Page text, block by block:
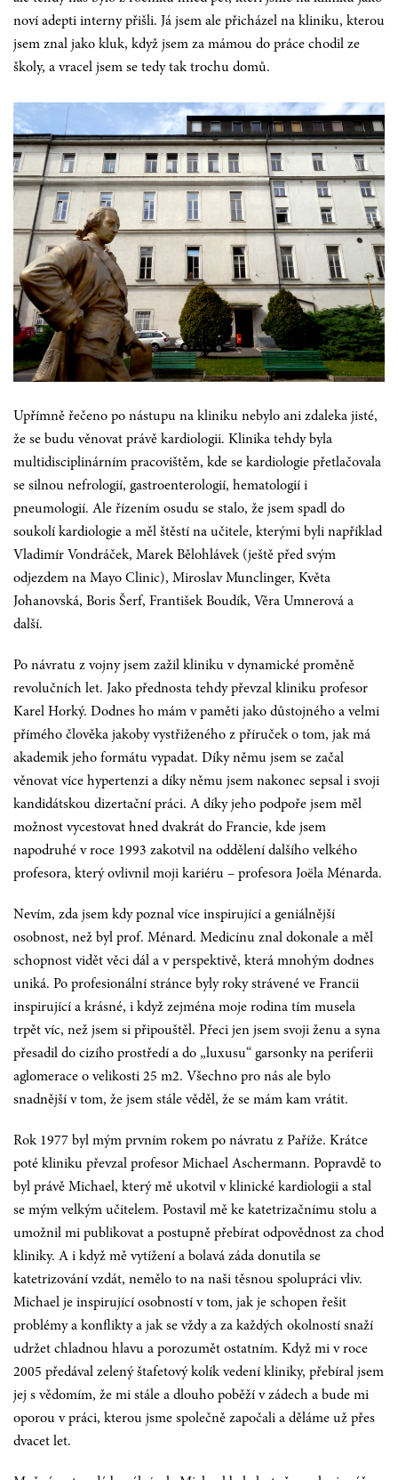
noví adepti interny přišli. Já jsem ale přicházel na kliniku, kterou
jsem znal jako kluk, když jsem za mámou do práce chodil ze
školy, a vracel jsem se tedy tak trochu domů.
Upřímně řečeno po nástupu na kliniku nebylo ani zdaleka jisté,
že se budu věnovat právě kardiologii. Klinika tehdy byla
multidisciplinárním pracovištěm, kde se kardiologie přetlačovala
se silnou nefrologií, gastroenterologií, hematologií i
pneumologií. Ale řízením osudu se stalo, že jsem spadl do
soukolí kardiologie a měl štěstí na učitele, kterými byli například
Vladimír Vondráček, Marek Bělohlávek (ještě před svým
odjezdem na Mayo Clinic), Miroslav Munclinger, Květa
Johanovská, Boris Šerf, František Boudík, Věra Umnerová a
další.
Po návratu z vojny jsem zažil kliniku v dynamické proměně
revolučních let. Jako přednosta tehdy převzal kliniku profesor
Karel Horký. Dodnes ho mám v paměti jako důstojného a velmi
přímého člověka jakoby vystřiženého z příruček o tom, jak má
akademik jeho formátu vypadat. Díky němu jsem se začal
věnovat více hypertenzi a díky němu jsem nakonec sepsal i svoji
kandidátskou dizertační práci. A díky jeho podpoře jsem měl
možnost vycestovat hned dvakrát do Francie, kde jsem
napodruhé v roce 1993 zakotvil na oddělení dalšího velkého
profesora, který ovlivnil moji kariéru – profesora Joëla Ménarda.
Nevím, zda jsem kdy poznal více inspirující a geniálnější
osobnost, než byl prof. Ménard. Medicínu znal dokonale a měl
schopnost vidět věci dál a v perspektivě, která mnohým dodnes
uniká. Po profesionální stránce byly roky strávené ve Francii
inspirující a krásné, i když zejména moje rodina tím musela
trpět víc, než jsem si připouštěl. Přeci jen jsem svoji ženu a syna
přesadil do cizího prostředí a do „luxusu“ garsonky na periferii
aglomerace o velikosti 25 m2. Všechno pro nás ale bylo
snadnější v tom, že jsem stále věděl, že se mám kam vrátit.
Rok 1977 byl mým prvním rokem po návratu z Paříže. Krátce
poté kliniku převzal profesor Michael Aschermann. Popravdě to
byl právě Michael, který mě ukotvil v klinické kardiologii a stal
se mým velkým učitelem. Postavil mě ke katetrizačnímu stolu a
umožnil mi publikovat a postupně přebírat odpovědnost za chod
kliniky. A i když mě vytížení a bolavá záda donutila se
katetrizování vzdát, nemělo to na naši těsnou spolupráci vliv.
Michael je inspirující osobností v tom, jak je schopen řešit
problémy a konflikty a jak se vždy a za každých okolností snaží
udržet chladnou hlavu a porozumět ostatním. Když mi v roce
2005 předával zelený štafetový kolík vedení kliniky, přebíral jsem
jej s vědomím, že mi stále a dlouho poběží v zádech a bude mi
oporou v práci, kterou jsme společně započali a děláme už přes
dvacet let.